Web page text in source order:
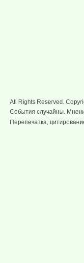
All Rights Reserved.
События случайны.
Перепечатка,